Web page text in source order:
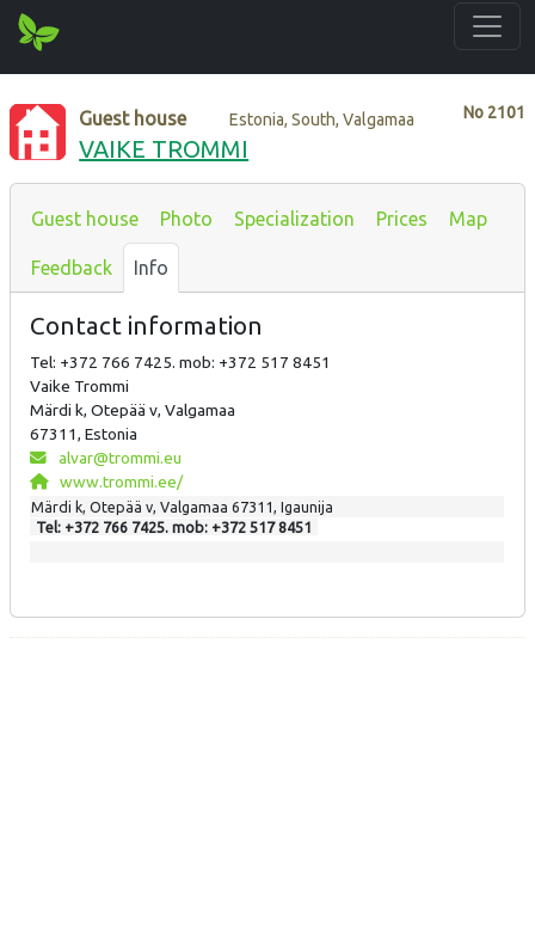
No 2101
Guest house Estonia, South, Valgamaa
VAIKE TROMMI
Guest house Photo Specialization Prices Map
Feedback Info
Contact information
Tel: +372 766 7425. mob: +372 517 8451
Vaike Trommi
Märdi k, Otepää v, Valgamaa
67311, Estonia
alvar@trommi.eu
www.trommi.ee/
Märdi k, Otepää v, Valgamaa 67311, Igaunija
Tel: +372 766 7425. mob: +372 517 8451